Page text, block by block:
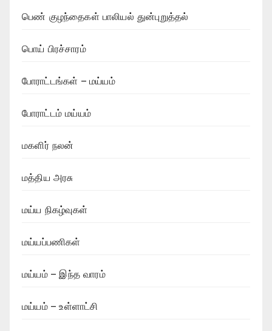
பெண் குழந்தைகள் பாலியல் துன்புறுத்தல்
பொய் பிரச்சாரம்
போராட்டங்கள் – மய்யம்
போராட்டம் மய்யம்
மகளிர் நலன்
மத்திய அரசு
மய்ய நிகழ்வுகள்
மய்யப்பணிகள்
மய்யம் – இந்த வாரம்
மய்யம் – உள்ளாட்சி